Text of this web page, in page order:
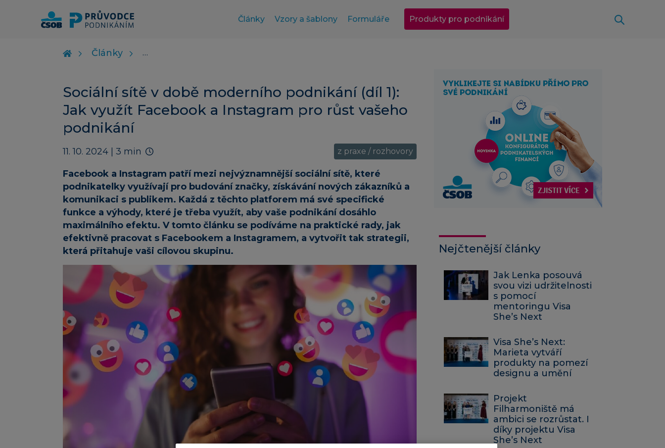
Články Vzory a šablony Formuláře Produkty pro podnikání
Články
Sociální sítě v době moderního podnikání (díl 1):
Jak využít Facebook a Instagram pro růst vašeho
podnikání
11. 10. 2024 | 3 min z praxe / rozhovory
Facebook a Instagram patří mezi nejvýznamnější sociální sítě, které
podnikatelky využívají pro budování značky, získávání nových zákazníků a
komunikaci s publikem. Každá z těchto platforem má své specifické
funkce a výhody, které je třeba využít, aby vaše podnikání dosáhlo
maximálního efektu. V tomto článku se podíváme na praktické rady, jak
efektivně pracovat s Facebookem a Instagramem, a vytvořit tak strategii,
která přitahuje vaši cílovou skupinu.
Nejčtenější články
Jak Lenka posouvá
svou vizi udržitelnosti
s pomocí
mentoringu Visa
She’s Next
Visa She’s Next:
Marieta vytváří
produkty na pomezí
designu a umění
Projekt
Filharmoniště má
ambici se rozrůstat. I
díky projektu Visa
She’s Next